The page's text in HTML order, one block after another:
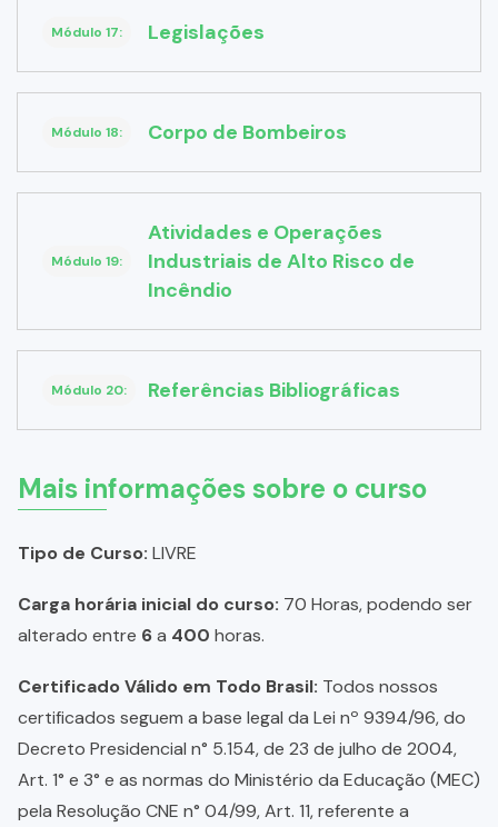
Módulo 17: Legislações
Módulo 18: Corpo de Bombeiros
Módulo 19:
Atividades e Operações
Industriais de Alto Risco de
Incêndio
Módulo 20: Referências Bibliográficas
Mais informações sobre o curso
Tipo de Curso: LIVRE
Carga horária inicial do curso: 70 Horas, podendo ser
alterado entre 6a 400 horas.
Certificado Válido em Todo Brasil: Todos nossos
certificados seguem a base legal da Lei nº 9394/96, do
Decreto Presidencial n° 5.154, de 23 de julho de 2004,
Art. 1° e 3° e as normas do Ministério da Educação (MEC)
pela Resolução CNE n° 04/99, Art. 11, referente a